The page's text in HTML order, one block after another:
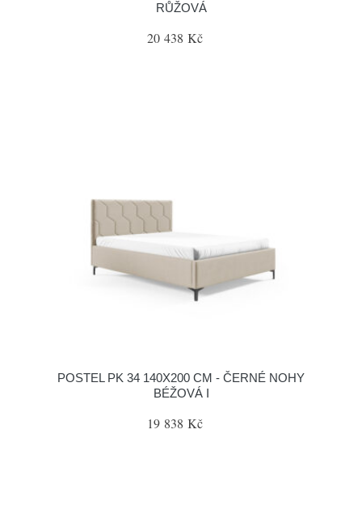
RŮŽOVÁ
20 438 Kč
POSTEL PK 34 140X200 CM - ČERNÉ NOHY
BÉŽOVÁ I
19 838 Kč